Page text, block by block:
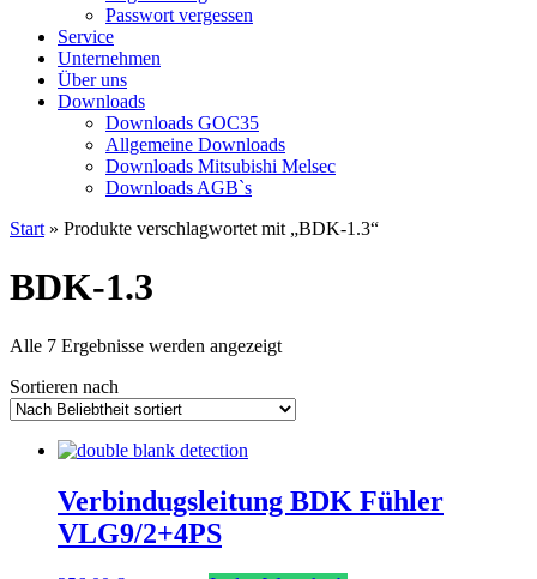
Passwort vergessen
Service
Unternehmen
Über uns
Downloads
Downloads GOC35
Allgemeine Downloads
Downloads Mitsubishi Melsec
Downloads AGB`s
Start » Produkte verschlagwortet mit „BDK-1.3“
BDK-1.3
Alle 7 Ergebnisse werden angezeigtNach
Sortieren nach
Verbindugsleitung BDK Fühler
VLG9/2+4PS